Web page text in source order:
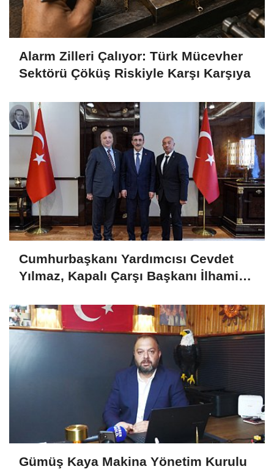
Alarm Zilleri Çalıyor: Türk Mücevher
Sektörü Çöküş Riskiyle Karşı Karşıya
Cumhurbaşkanı Yardımcısı Cevdet
Yılmaz, Kapalı Çarşı Başkanı İlhami
Gümüş Kaya Makina Yönetim Kurulu